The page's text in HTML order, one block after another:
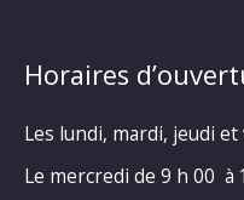
Horaires
Les lundi, mardi, jeudi
Le mercredi de 9 h 00 à